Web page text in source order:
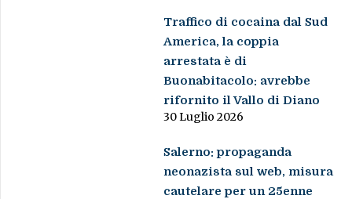
Traffico di cocaina dal Sud
America, la coppia
arrestata è di
Buonabitacolo: avrebbe
rifornito il Vallo di Diano
30 Luglio 2026
Salerno: propaganda
neonazista sul web, misura
cautelare per un 25enne